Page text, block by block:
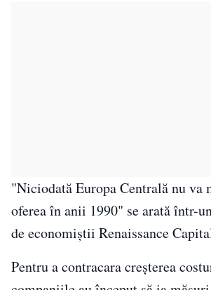
"Niciodată Europa Centrală nu va
oferea în anii 1990" se arată într-
de economiştii Renaissance
Pentru a contracara creşterea